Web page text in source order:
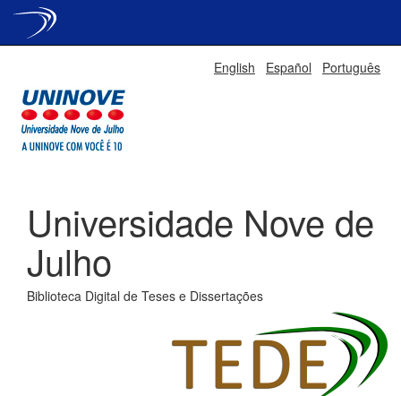
English Español Português
Universidade Nove de
Julho
Biblioteca Digital de Teses e Dissertações